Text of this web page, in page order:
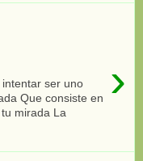
›
ser uno
Que consiste en
mirada La